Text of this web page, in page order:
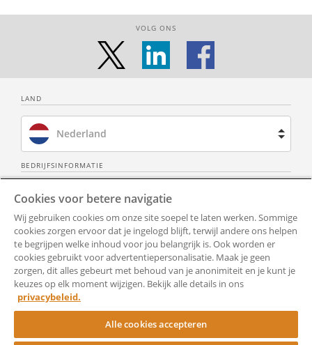
VOLG ONS
LAND
Nederland
Brazilië
Spanje
Frankrijk
Verenigd Koninkrijk
Verenigde Staten
BEDRIJFSINFORMATIE
Privacy Policy
Gebruiksvoorwaarden
Hulp
RocketSign
Alle documenten
Toegankelijkheid
Cookie-instellingen
Cookies voor betere navigatie
Wij gebruiken cookies om onze site soepel te laten werken. Sommige
cookies zorgen ervoor dat je ingelogd blijft, terwijl andere ons helpen
te begrijpen welke inhoud voor jou belangrijk is. Ook worden er
cookies gebruikt voor advertentiepersonalisatie. Maak je geen
zorgen, dit alles gebeurt met behoud van je anonimiteit en je kunt je
keuzes op elk moment wijzigen. Bekijk alle details in ons
privacybeleid.
Alle cookies accepteren